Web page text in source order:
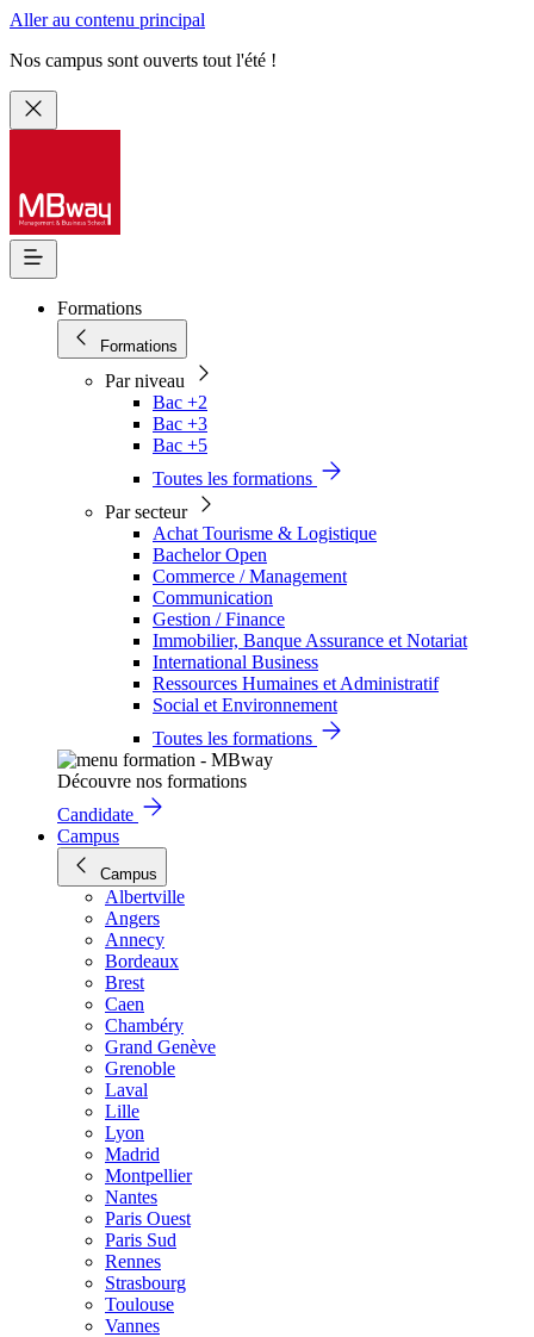
Aller au contenu principal
Nos campus sont ouverts tout l'été !
Formations
Formations
Par niveau
Bac +2
Bac +3
Bac +5
Toutes les formations
Par secteur
Achat Tourisme & Logistique
Bachelor Open
Commerce / Management
Communication
Gestion / Finance
Immobilier, Banque Assurance et Notariat
International Business
Ressources Humaines et Administratif
Social et Environnement
Toutes les formations
Découvre nos formations
Candidate
Campus
Campus
Albertville
Angers
Annecy
Bordeaux
Brest
Caen
Chambéry
Grand Genève
Grenoble
Laval
Lille
Lyon
Madrid
Montpellier
Nantes
Paris Ouest
Paris Sud
Rennes
Strasbourg
Toulouse
Vannes